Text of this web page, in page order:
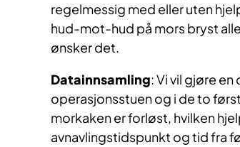
regelmessig med eller uten
hud-mot-hud på mors bryst
ønsker det.
Datainnsamling: Vi vil gjøre
operasjonsstuen og i de to
morkaken er forløst, hvilken
avnavlingstidspunkt og tid fra